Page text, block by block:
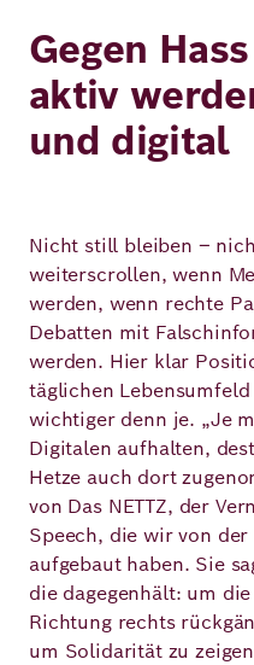
Gegen
aktiv
und digital
Nicht still bleiben –
weiterscrollen, wenn
werden, wenn rechte
Debatten mit
werden. Hier klar
täglichen
wichtiger denn je. „Je
Digitalen aufhalten,
Hetze auch dort
von Das NETTZ, der
Speech, die wir von
aufgebaut haben. Sie
die dagegenhält: um
Richtung rechts
um Solidarität zu